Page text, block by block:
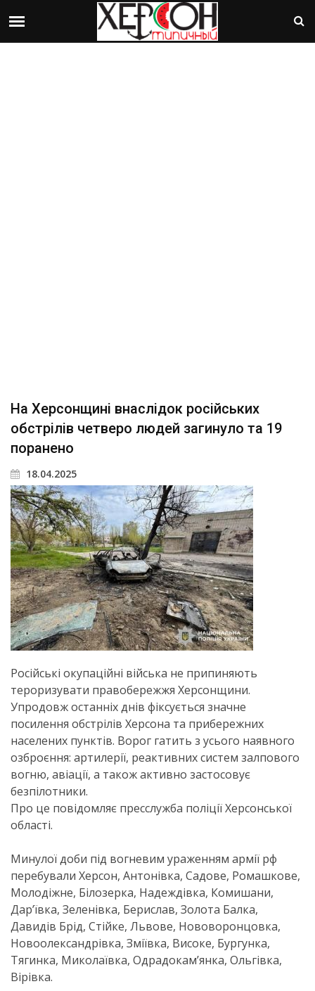
На Херсонщині внаслідок російських
обстрілів четверо людей загинуло та 19
поранено
18.04.2025
Російські окупаційні війська не припиняють
тероризувати правобережжя Херсонщини.
Упродовж останніх днів фіксується значне
посилення обстрілів Херсона та прибережних
населених пунктів. Ворог гатить з усього наявного
озброєння: артилерії, реактивних систем залпового
вогню, авіації, а також активно застосовує
безпілотники.
Про це повідомляє пресслужба поліції Херсонської
області.
Минулої доби під вогневим ураженням армії рф
перебували Херсон, Антонівка, Садове, Ромашкове,
Молодіжне, Білозерка, Надеждівка, Комишани,
Дар’ївка, Зеленівка, Берислав, Золота Балка,
Давидів Брід, Стійке, Львове, Нововоронцовка,
Новоолександрівка, Зміївка, Високе, Бургунка,
Тягинка, Миколаївка, Одрадокам’янка, Ольгівка,
Вірівка.